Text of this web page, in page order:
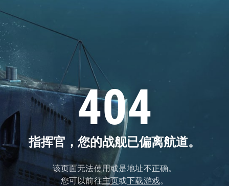
404
指挥官，您的战舰已偏离航道。
该页面无法使用或是地址不正确。
您可以前往主页或下载游戏。